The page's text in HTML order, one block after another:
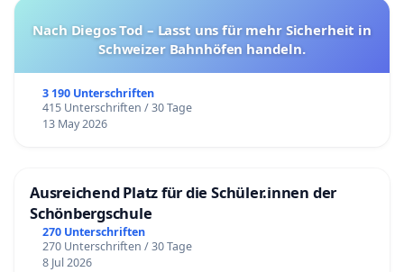
Nach Diegos Tod – Lasst uns für mehr Sicherheit in
Schweizer Bahnhöfen handeln.
3 190 Unterschriften
415 Unterschriften / 30 Tage
13 May 2026
Ausreichend Platz für die Schüler.innen der
Schönbergschule
270 Unterschriften
270 Unterschriften / 30 Tage
8 Jul 2026